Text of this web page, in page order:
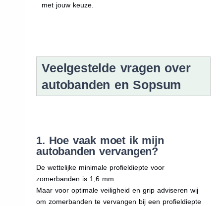
met jouw keuze.
Veelgestelde vragen over
autobanden en Sopsum
1. Hoe vaak moet ik mijn
autobanden vervangen?
De wettelijke minimale profieldiepte voor
zomerbanden is 1,6 mm.
Maar voor optimale veiligheid en grip adviseren wij
om zomerbanden te vervangen bij een profieldiepte